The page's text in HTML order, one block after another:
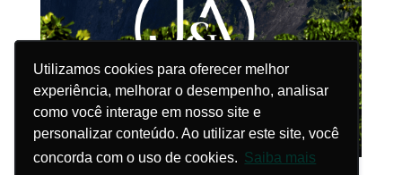
Utilizamos cookies para oferecer melhor
experiência, melhorar o desempenho, analisar
como você interage em nosso site e
personalizar conteúdo. Ao utilizar este site, você
concorda com o uso de cookies. Saiba mais
Utilizamos cookies para oferecer melhor
experiência, melhorar o desempenho, analisar
como você interage em nosso site e
personalizar conteúdo. Ao utilizar este site, você
concorda com o uso de cookies. Saiba mais